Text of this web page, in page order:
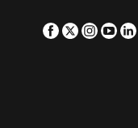
Facebook
Twitter